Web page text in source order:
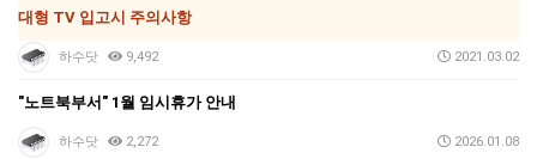
대형 TV 입고시 주의사항
하수닷 9,492 2021.03.02
"노트북부서" 1월 임시휴가 안내
하수닷 2,272 2026.01.08